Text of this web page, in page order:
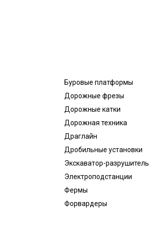
Буровые платформы
Дорожные фрезы
Дорожные катки
Дорожная техника
Драглайн
Дробильные установки
Экскаватор-разрушитель
Электроподстанции
Фермы
Форвардеры